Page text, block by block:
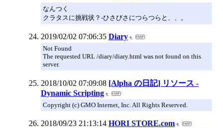
なんつく
クラタスに挑戦状？-ひさびさにつらつらと、、。
2019/02/02 07:06:35 Diary
Not Found
The requested URL /diary/diary.html was not found on this
server.
2018/10/02 07:09:08 [Alpha の日記] リソース -
Dynamic Scripting
Copyright (c) GMO Internet, Inc. All Rights Reserved.
2018/09/23 21:13:14 HORI STORE.com